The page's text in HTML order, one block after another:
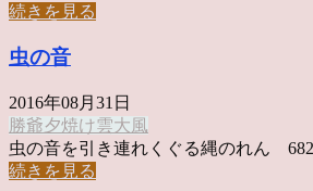
続きを見る
虫の音
2016年08月31日
勝爺夕焼け雲大風
虫の音を引き連れくぐる縄のれん
続きを見る